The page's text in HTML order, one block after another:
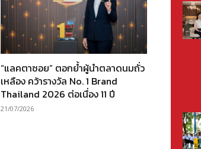
“แลคตาซอย” ตอกย้ำผู้นำตลาดนมถั่ว
เหลือง คว้ารางวัล No. 1 Brand
Thailand 2026 ต่อเนื่อง 11 ปี
21/07/2026